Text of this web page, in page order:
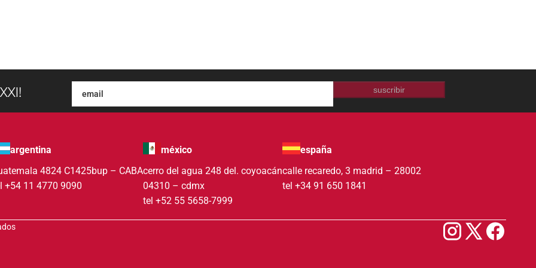
suscribir
argentina
4824 C1425bup – CABA
+54 11 4770 9090
méxico
cerro del agua 248 del. coyoacán
04310 – cdmx
tel +52 55 5658-7999
españa
calle recaredo, 3 madrid – 28002
tel +34 91 650 1841